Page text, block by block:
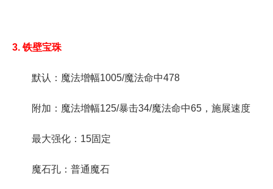
3. 铁壁宝珠
默认：魔法增幅1005/魔法命中478
附加：魔法增幅125/暴击34/魔法命中65，施展速度
最大强化：15固定
魔石孔：普通魔石